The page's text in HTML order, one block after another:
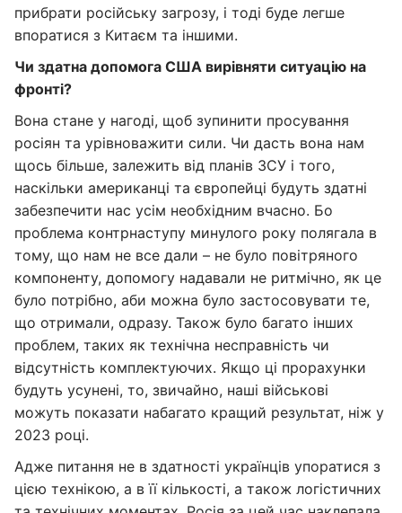
прибрати російську загрозу, і тоді буде легше
впоратися з Китаєм та іншими.
Чи здатна допомога США вирівняти ситуацію на
фронті?
Вона стане у нагоді, щоб зупинити просування
росіян та урівноважити сили. Чи дасть вона нам
щось більше, залежить від планів ЗСУ і того,
наскільки американці та європейці будуть здатні
забезпечити нас усім необхідним вчасно. Бо
проблема контрнаступу минулого року полягала в
тому, що нам не все дали – не було повітряного
компоненту, допомогу надавали не ритмічно, як це
було потрібно, аби можна було застосовувати те,
що отримали, одразу. Також було багато інших
проблем, таких як технічна несправність чи
відсутність комплектуючих. Якщо ці прорахунки
будуть усунені, то, звичайно, наші військові
можуть показати набагато кращий результат, ніж у
2023 році.
Адже питання не в здатності українців упоратися з
цією технікою, а в її кількості, а також логістичних